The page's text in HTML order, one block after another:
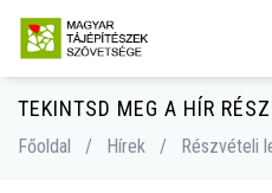
TEKINTSD MEG A HÍR
Főoldal / Hírek / Részvételi